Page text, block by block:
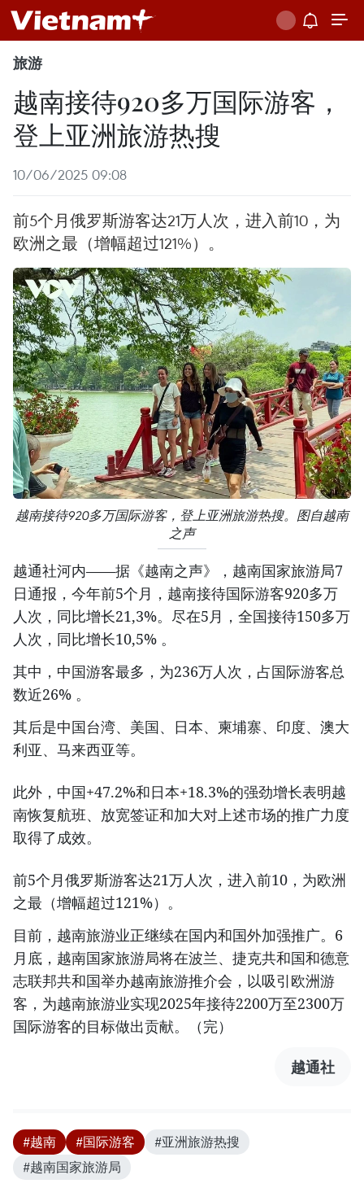
旅游
越南接待920多万国际游客，
登上亚洲旅游热搜
10/06/2025 09:08
前5个月俄罗斯游客达21万人次，进入前10，为
欧洲之最（增幅超过121%）。
越南接待920多万国际游客，登上亚洲旅游热搜。图自越南
之声
越通社河内——据《越南之声》，越南国家旅游局7
日通报，今年前5个月，越南接待国际游客920多万
人次，同比增长21,3%。尽在5月，全国接待150多万
人次，同比增长10,5% 。
其中，中国游客最多，为236万人次，占国际游客总
数近26% 。
其后是中国台湾、美国、日本、柬埔寨、印度、澳大
利亚、马来西亚等。
此外，中国+47.2%和日本+18.3%的强劲增长表明越
南恢复航班、放宽签证和加大对上述市场的推广力度
取得了成效。
前5个月俄罗斯游客达21万人次，进入前10，为欧洲
之最（增幅超过121%）。
目前，越南旅游业正继续在国内和国外加强推广。6
月底，越南国家旅游局将在波兰、捷克共和国和德意
志联邦共和国举办越南旅游推介会，以吸引欧洲游
客，为越南旅游业实现2025年接待2200万至2300万
国际游客的目标做出贡献。（完）
越通社
#越南 #国际游客
#亚洲旅游热搜
#越南国家旅游局